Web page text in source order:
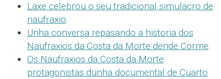
Laxe celebrou o seu tradicional simulacro de
naufraxio.
Unha conversa repasando a historia dos
Naufraxios da Costa da Morte dende Corme.
Os Naufraxios da Costa da Morte
protagonistas dunha documental de Cuarto